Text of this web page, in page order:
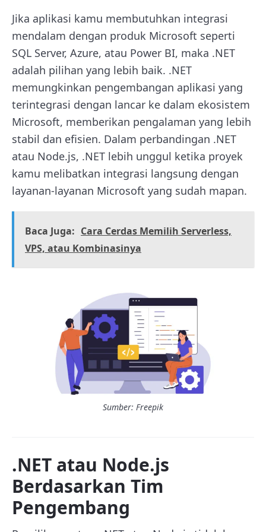
Jika aplikasi kamu membutuhkan integrasi
mendalam dengan produk Microsoft seperti
SQL Server, Azure, atau Power BI, maka .NET
adalah pilihan yang lebih baik. .NET
memungkinkan pengembangan aplikasi yang
terintegrasi dengan lancar ke dalam ekosistem
Microsoft, memberikan pengalaman yang lebih
stabil dan efisien. Dalam perbandingan .NET
atau Node.js, .NET lebih unggul ketika proyek
kamu melibatkan integrasi langsung dengan
layanan-layanan Microsoft yang sudah mapan.
Baca Juga: Cara Cerdas Memilih Serverless,
VPS, atau Kombinasinya
Sumber: Freepik
.NET atau Node.js
Berdasarkan Tim
Pengembang